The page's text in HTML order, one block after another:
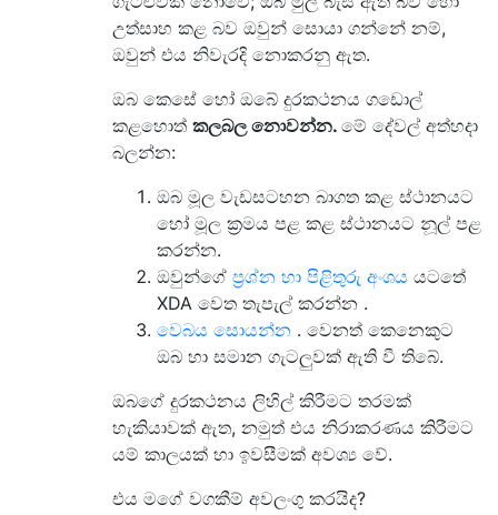
උත්සාහ කළ බව ඔවුන් සොයා ගන්නේ නම්,
ඔවුන් එය නිවැරදි නොකරනු ඇත.
ඔබ කෙසේ හෝ ඔබේ දුරකථනය ගඩොල්
කළහොත් කලබල නොවන්න. මේ දේවල් අත්හදා
බලන්න:
ඔබ මූල වැඩසටහන බාගත කළ ස්ථානයට
හෝ මූල ක්‍රමය පළ කළ ස්ථානයට නූල් පළ
කරන්න.
ඔවුන්ගේ ප්‍රශ්න හා පිළිතුරු අංශය යටතේ
XDA වෙත තැපැල් කරන්න .
වෙබය සොයන්න . වෙනත් කෙනෙකුට
ඔබ හා සමාන ගැටලුවක් ඇති වී තිබේ.
ඔබගේ දුරකථනය ලිහිල් කිරීමට තරමක්
හැකියාවක් ඇත, නමුත් එය නිරාකරණය කිරීමට
යම් කාලයක් හා ඉවසීමක් අවශ්‍ය වේ.
එය මගේ වගකීම් අවලංගු කරයිද?